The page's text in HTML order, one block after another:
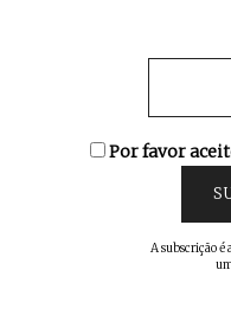
Por favor
A subscrição